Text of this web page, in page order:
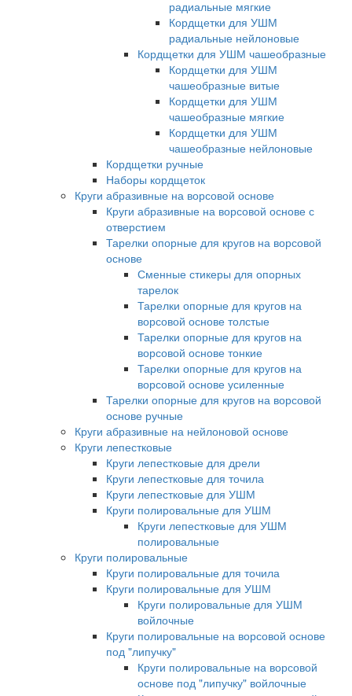
радиальные мягкие
Кордщетки для УШМ
радиальные нейлоновые
Кордщетки для УШМ чашеобразные
Кордщетки для УШМ
чашеобразные витые
Кордщетки для УШМ
чашеобразные мягкие
Кордщетки для УШМ
чашеобразные нейлоновые
Кордщетки ручные
Наборы кордщеток
Круги абразивные на ворсовой основе
Круги абразивные на ворсовой основе с
отверстием
Тарелки опорные для кругов на ворсовой
основе
Сменные стикеры для опорных
тарелок
Тарелки опорные для кругов на
ворсовой основе толстые
Тарелки опорные для кругов на
ворсовой основе тонкие
Тарелки опорные для кругов на
ворсовой основе усиленные
Тарелки опорные для кругов на ворсовой
основе ручные
Круги абразивные на нейлоновой основе
Круги лепестковые
Круги лепестковые для дрели
Круги лепестковые для точила
Круги лепестковые для УШМ
Круги полировальные для УШМ
Круги лепестковые для УШМ
полировальные
Круги полировальные
Круги полировальные для точила
Круги полировальные для УШМ
Круги полировальные для УШМ
войлочные
Круги полировальные на ворсовой основе
под "липучку"
Круги полировальные на ворсовой
основе под "липучку" войлочные